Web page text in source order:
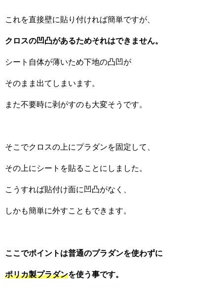
これを直接壁に貼り付ければ簡単ですが、
クロスの凹凸があるためそれはできません。
シート自体が薄いため下地の凸凹が
そのまま出てしまいます。
また不要時に剥がすのも大変そうです。
そこでクロスの上にプラダンを固定して、
その上にシートを貼ることにしました。
こうすれば貼付け面に凹凸がなく、
しかも簡単に外すこともできます。
ここでポイントは普通のプラダンを使わずに
ポリカ製プラダンを使う事です。